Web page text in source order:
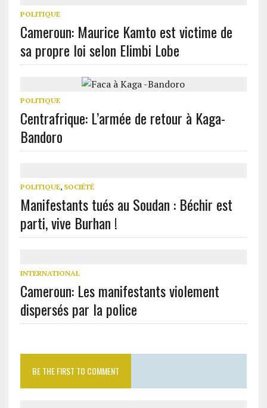
POLITIQUE
Cameroun: Maurice Kamto est victime de
sa propre loi selon Elimbi Lobe
POLITIQUE
Centrafrique: L’armée de retour à Kaga-
Bandoro
POLITIQUE, SOCIÉTÉ
Manifestants tués au Soudan : Béchir est
parti, vive Burhan !
INTERNATIONAL
Cameroun: Les manifestants violement
dispersés par la police
BE THE FIRST TO COMMENT